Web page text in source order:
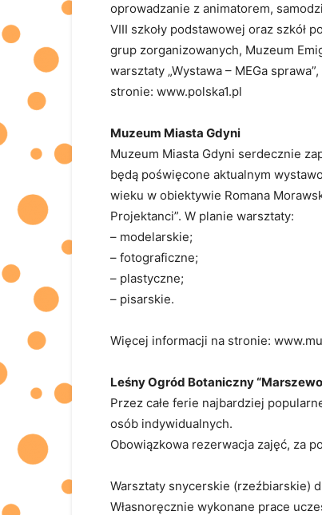
oprowadzanie z animatorem,
VIII szkoły podstawowej oraz szkół
grup zorganizowanych, Muzeum
warsztaty „Wystawa – MEGa
stronie: www.polska1.pl
Muzeum Miasta Gdyni
Muzeum Miasta Gdyni serdecznie
będą poświęcone aktualnym
wieku w obiektywie Romana
Projektanci”. W planie warsztaty:
– modelarskie;
– fotograficzne;
– plastyczne;
– pisarskie.
Więcej informacji na stronie:
Leśny Ogród Botaniczny
Przez całe ferie ​najbardziej
osób indywidualnych.
Obowiązkowa rezerwacja zajęć, za
Warsztaty snycerskie (rzeźbiarskie)
Własnoręcznie wykonane prace